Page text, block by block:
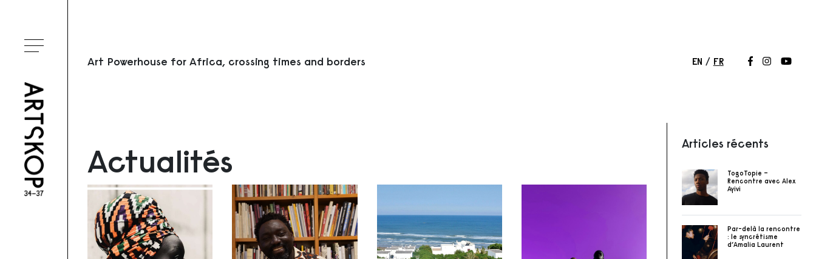
Ouvrir le menu
Art Powerhouse for Africa, crossing times and borders EN FR Suivez-nous
Suivez-
Actualités Articles récents
TogoTopie –
Rencontre avec Alex
Ayivi
Par-delà la rencontre
: le syncrétisme
d’Amalia Laurent